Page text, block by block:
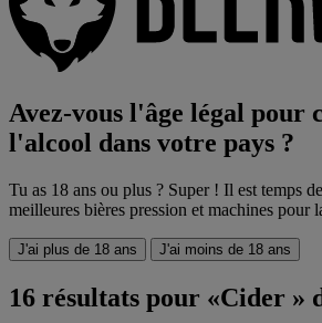
Avez-vous l'âge légal pour
l'alcool dans votre pays ?
Tu as 18 ans ou plus ? Super ! Il est temps
meilleures bières pression et machines pour
J'ai plus de 18 ans J'ai moins de 18 ans
16 résultats pour «Cider »